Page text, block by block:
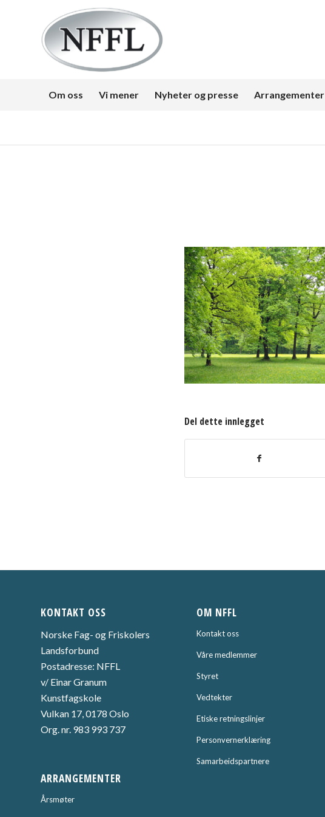
Om oss Vi mener Nyheter og presse Arrangementer
Del dette innlegget
KONTAKT OSS
Norske Fag- og Friskolers
Landsforbund
Postadresse: NFFL
v/ Einar Granum
Kunstfagskole
Vulkan 17, 0178 Oslo
Org. nr. 983 993 737
ARRANGEMENTER
Årsmøter
OM NFFL
Kontakt oss
Våre medlemmer
Styret
Vedtekter
Etiske retningslinjer
Personvernerklæring
Samarbeidspartnere